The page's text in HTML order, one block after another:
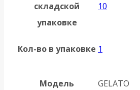
складской
упаковке
10
Кол-во в упаковке 1
Модель GELATO